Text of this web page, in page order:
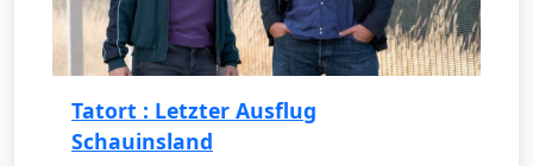
Tatort : Letzter Ausflug
Schauinsland